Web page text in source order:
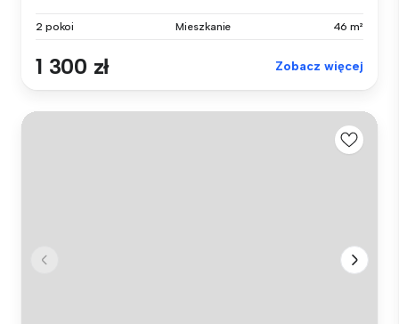
2 pokoi Mieszkanie 46 m²
1 300 zł Zobacz więcej